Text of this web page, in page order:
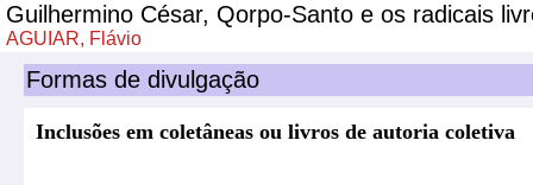
Guilhermino César, Qorpo-Santo e os radicais
AGUIAR, Flávio
Formas de divulgação
Inclusões em coletâneas ou livros de autoria coletiva